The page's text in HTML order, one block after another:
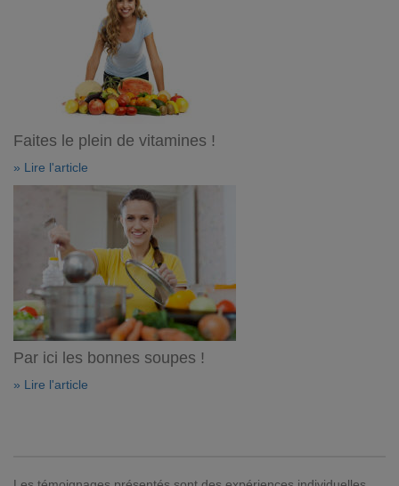
Faites le plein de vitamines !
» Lire l'article
Par ici les bonnes soupes !
» Lire l'article